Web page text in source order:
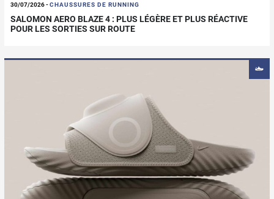
30/07/2026-CHAUSSURES DE RUNNING
SALOMON AERO BLAZE 4 : PLUS LÉGÈRE ET PLUS RÉACTIVE
POUR LES SORTIES SUR ROUTE